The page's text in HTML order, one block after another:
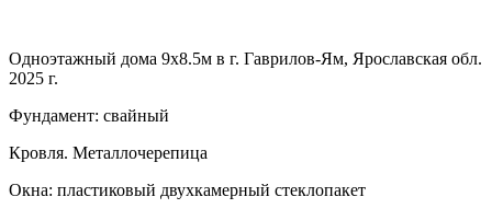
Одноэтажный дома 9х8.5м в г. Гаврилов-Ям, Ярославская обл.
2025 г.
Фундамент: свайный
Кровля. Металлочерепица
Окна: пластиковый двухкамерный стеклопакет